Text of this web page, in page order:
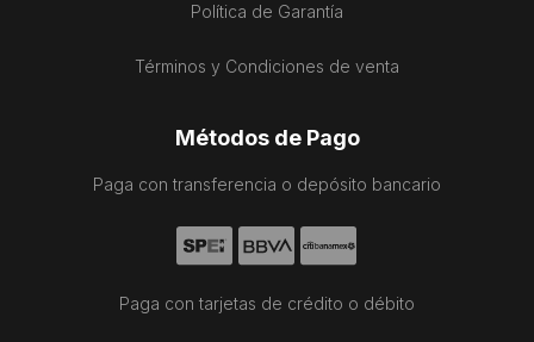
Política de Garantía
Términos y Condiciones de venta
Métodos de Pago
Paga con transferencia o depósito bancario
Paga con tarjetas de crédito o débito